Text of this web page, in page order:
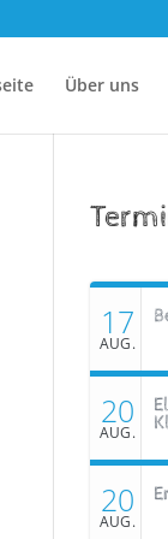
Über uns
17
AUG.
20
AUG.
20
AUG.